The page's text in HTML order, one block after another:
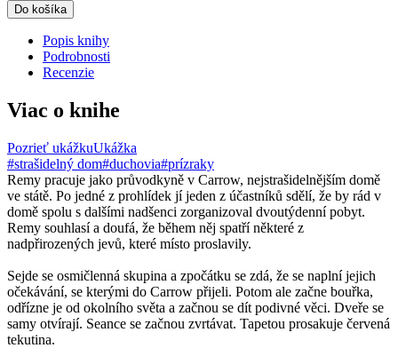
Do košíka
Popis knihy
Podrobnosti
Recenzie
Viac o knihe
Pozrieť ukážkuUkážka
#strašidelný dom#duchovia#prízraky
Remy pracuje jako průvodkyně v Carrow, nejstrašidelnějším domě
ve státě. Po jedné z prohlídek jí jeden z účastníků sdělí, že by rád v
domě spolu s dalšími nadšenci zorganizoval dvoutýdenní pobyt.
Remy souhlasí a doufá, že během něj spatří některé z
nadpřirozených jevů, které místo proslavily.
Sejde se osmičlenná skupina a zpočátku se zdá, že se naplní jejich
očekávání, se kterými do Carrow přijeli. Potom ale začne bouřka,
odřízne je od okolního světa a začnou se dít podivné věci. Dveře se
samy otvírají. Seance se začnou zvrtávat. Tapetou prosakuje červená
tekutina.